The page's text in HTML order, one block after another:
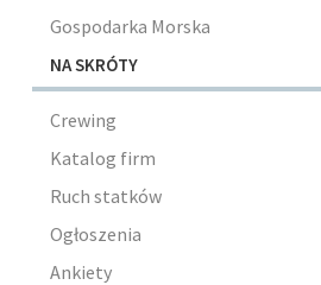
Gospodarka Morska
NA SKRÓTY
Crewing
Katalog firm
Ruch statków
Ogłoszenia
Ankiety